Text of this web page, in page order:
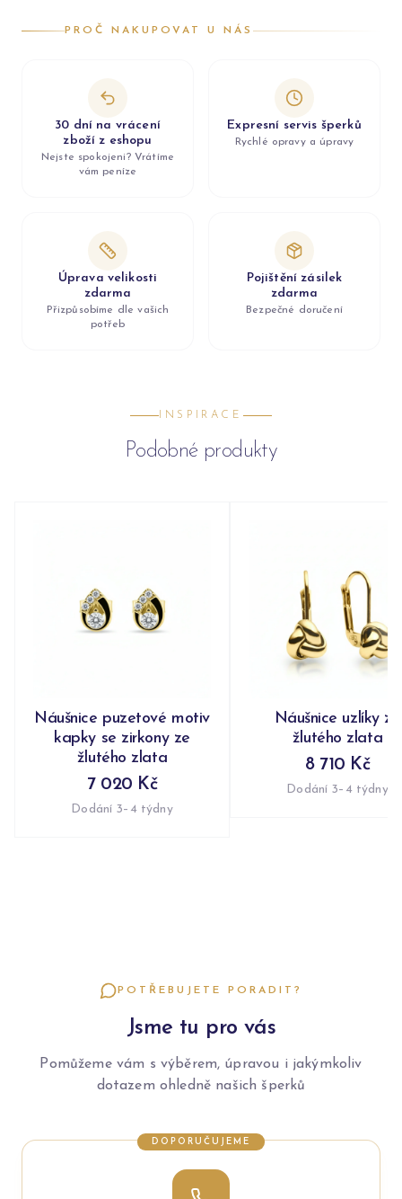
PROČ NAKUPOVAT U NÁS
30 dní na vrácení
zboží z eshopu
Nejste spokojeni? Vrátíme
vám peníze
Expresní servis šperků
Rychlé opravy a úpravy
Úprava velikosti
zdarma
Přizpůsobíme dle vašich
potřeb
Pojištění zásilek
zdarma
Bezpečné doručení
INSPIRACE
Podobné produkty
Náušnice puzetové motiv
kapky se zirkony ze
žlutého zlata
7 020 Kč
Dodání 3–4 týdny
Náušnice uzlíky ze
žlutého zlata
8 710 Kč
Dodání 3–4 týdny
POTŘEBUJETE PORADIT?
Jsme tu pro vás
Pomůžeme vám s výběrem, úpravou i jakýmkoliv
dotazem ohledně našich šperků
DOPORUČUJEME